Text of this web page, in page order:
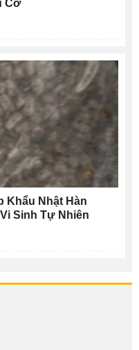
Cơ
Khẩu Nhật Hàn
Sinh Tự Nhiên